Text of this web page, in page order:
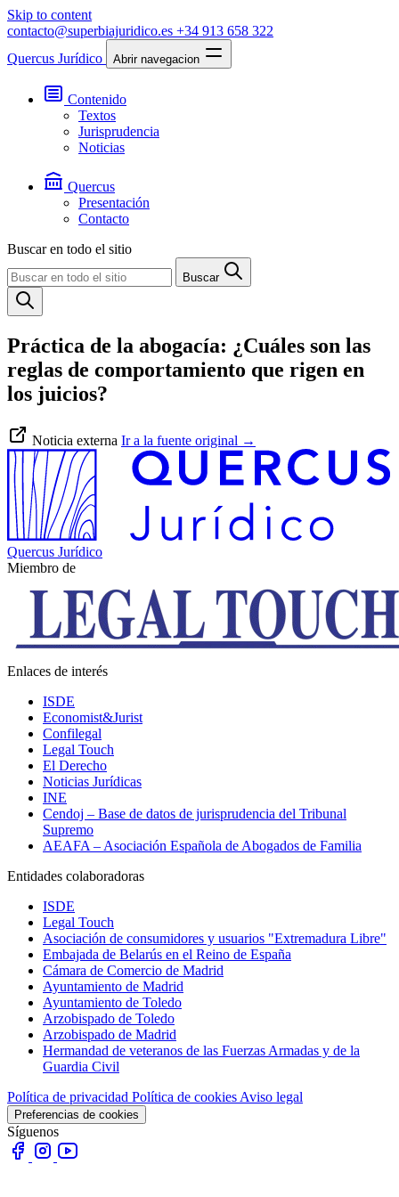
Skip to content
contacto@superbiajuridico.es +34 913 658 322
Quercus Jurídico
Abrir navegacion
Contenido
Textos
Jurisprudencia
Noticias
Quercus
Presentación
Contacto
Buscar en todo el sitio
Buscar
Práctica de la abogacía: ¿Cuáles son las
reglas de comportamiento que rigen en
los juicios?
Noticia externa Ir a la fuente original →
Quercus Jurídico
Miembro de
Enlaces de interés
ISDE
Economist&Jurist
Confilegal
Legal Touch
El Derecho
Noticias Jurídicas
INE
Cendoj – Base de datos de jurisprudencia del Tribunal
Supremo
AEAFA – Asociación Española de Abogados de Familia
Entidades colaboradoras
ISDE
Legal Touch
Asociación de consumidores y usuarios "Extremadura Libre"
Embajada de Belarús en el Reino de España
Cámara de Comercio de Madrid
Ayuntamiento de Madrid
Ayuntamiento de Toledo
Arzobispado de Toledo
Arzobispado de Madrid
Hermandad de veteranos de las Fuerzas Armadas y de la
Guardia Civil
Política de privacidad Política de cookies Aviso legal
Preferencias de cookies
Síguenos